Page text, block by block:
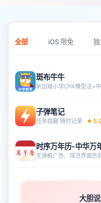
全部 iOS 限免
斑布牛牛
新加坡小学CPA模型法+
子弹笔记
任务提醒 随时记‪录‬ ★
时序万年历-中华万
无弹框广告、简洁界面告
大胆说